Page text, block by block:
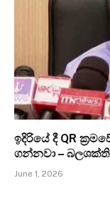
ඉදිරියේ දී QR
ගන්නවා –
June 1, 2026